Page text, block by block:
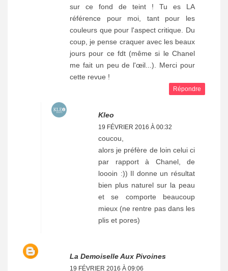
sur ce fond de teint ! Tu es LA
référence pour moi, tant pour les
couleurs que pour l'aspect critique. Du
coup, je pense craquer avec les beaux
jours pour ce fdt (même si le Chanel
me fait un peu de l'œil...). Merci pour
cette revue !
Répondre
Kleo
19 FÉVRIER 2016 À 00:32
coucou,
alors je préfère de loin celui ci
par rapport à Chanel, de
loooin :)) Il donne un résultat
bien plus naturel sur la peau
et se comporte beaucoup
mieux (ne rentre pas dans les
plis et pores)
La Demoiselle Aux Pivoines
19 FÉVRIER 2016 À 09:06